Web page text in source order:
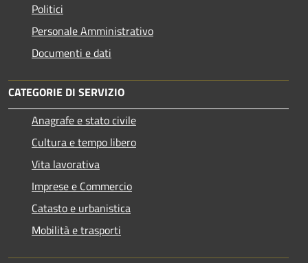
Politici
Personale Amministrativo
Documenti e dati
CATEGORIE DI SERVIZIO
Anagrafe e stato civile
Cultura e tempo libero
Vita lavorativa
Imprese e Commercio
Catasto e urbanistica
Mobilità e trasporti